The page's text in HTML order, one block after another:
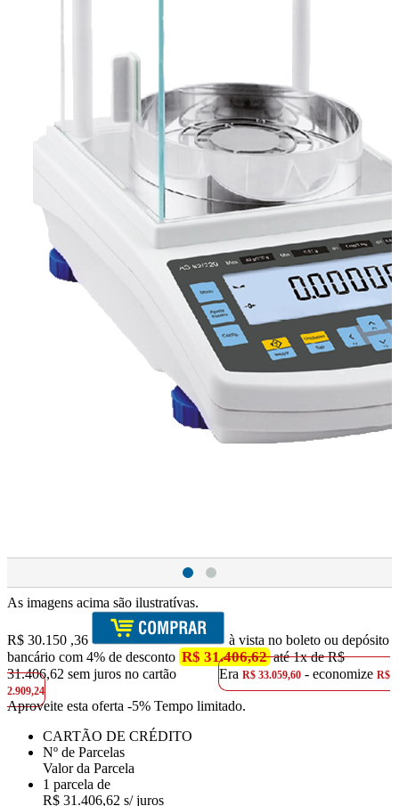
As imagens acima são ilustratívas.
R$ 30.150 ,36
à vista no boleto ou depósito
bancário com 4% de desconto R$ 31.406,62até 1x de R$
31.406,62 sem juros no cartão
EraR$ 33.059,60 - economizeR$
2.909,24
Aproveite esta oferta -5% Tempo limitado.
CARTÃO DE CRÉDITO
Nº de Parcelas
Valor da Parcela
1 parcela de
R$ 31.406,62 s/ juros